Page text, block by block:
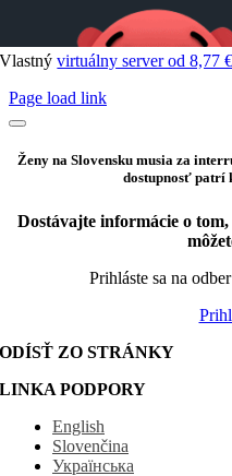
Vlastnývirtuálny server od 8,77 €
Page load link
Ženy na Slovensku musia za
dostupnosť patrí
Dostávajte informácie o
Prihláste sa na
ODÍSŤ ZO STRÁNKY
LINKA PODPORY
English
Slovenčina
Українська